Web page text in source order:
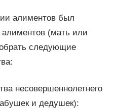
алиментов был
алиментов (мать или
следующие
несовершеннолетнего
и дедушек):